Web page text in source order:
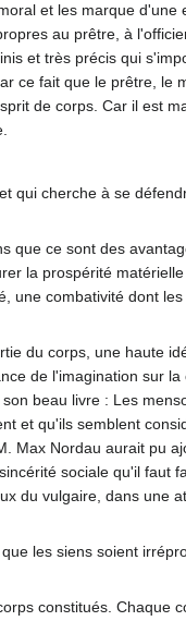
et les marque d'une
au prêtre, à
et très précis qui
ce fait que le prêtre, le
de corps. Car il est
qui cherche à se
que ce sont des
la prospérité
combativité dont
du corps, une haute
de l'imagination sur
beau livre : Les
et qu'ils semblent
Max Nordau aurait pu
sociale qu'il faut
du vulgaire, dans une
les siens soient
constitués. Chaque